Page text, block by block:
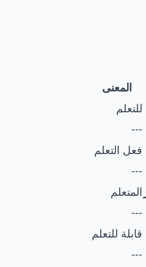
المعنى
للتعلم
---
فعل التعلم
---
المتعلم
---
قابلة للتعلم
---